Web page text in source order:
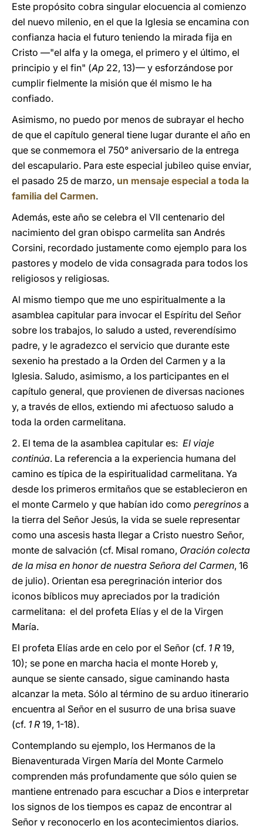
Este propósito cobra singular elocuencia al comienzo
del nuevo milenio, en el que la Iglesia se encamina con
confianza hacia el futuro teniendo la mirada fija en
Cristo —"el alfa y la omega, el primero y el último, el
principio y el fin" (Ap 22, 13)— y esforzándose por
cumplir fielmente la misión que él mismo le ha
confiado.
Asimismo, no puedo por menos de subrayar el hecho
de que el capítulo general tiene lugar durante el año en
que se conmemora el 750° aniversario de la entrega
del escapulario. Para este especial jubileo quise enviar,
el pasado 25 de marzo, un mensaje especial a toda la
familia del Carmen.
Además, este año se celebra el VII centenario del
nacimiento del gran obispo carmelita san Andrés
Corsini, recordado justamente como ejemplo para los
pastores y modelo de vida consagrada para todos los
religiosos y religiosas.
Al mismo tiempo que me uno espiritualmente a la
asamblea capitular para invocar el Espíritu del Señor
sobre los trabajos, lo saludo a usted, reverendísimo
padre, y le agradezco el servicio que durante este
sexenio ha prestado a la Orden del Carmen y a la
Iglesia. Saludo, asimismo, a los participantes en el
capítulo general, que provienen de diversas naciones
y, a través de ellos, extiendo mi afectuoso saludo a
toda la orden carmelitana.
2. El tema de la asamblea capitular es: El viaje
continúa. La referencia a la experiencia humana del
camino es típica de la espiritualidad carmelitana. Ya
desde los primeros ermitaños que se establecieron en
el monte Carmelo y que habían ido como peregrinos a
la tierra del Señor Jesús, la vida se suele representar
como una ascesis hasta llegar a Cristo nuestro Señor,
monte de salvación (cf. Misal romano, Oración colecta
de la misa en honor de nuestra Señora del Carmen, 16
de julio). Orientan esa peregrinación interior dos
iconos bíblicos muy apreciados por la tradición
carmelitana: el del profeta Elías y el de la Virgen
María.
El profeta Elías arde en celo por el Señor (cf. 1 R 19,
10); se pone en marcha hacia el monte Horeb y,
aunque se siente cansado, sigue caminando hasta
alcanzar la meta. Sólo al término de su arduo itinerario
encuentra al Señor en el susurro de una brisa suave
(cf. 1 R 19, 1-18).
Contemplando su ejemplo, los Hermanos de la
Bienaventurada Virgen María del Monte Carmelo
comprenden más profundamente que sólo quien se
mantiene entrenado para escuchar a Dios e interpretar
los signos de los tiempos es capaz de encontrar al
Señor y reconocerlo en los acontecimientos diarios.